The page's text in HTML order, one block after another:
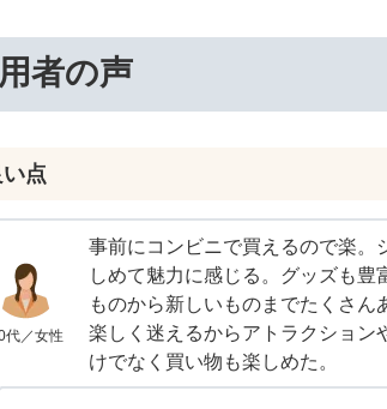
者の声
い点
代／女性
事前にコンビニで買えるので楽。
しめて魅力に感じる。グッズも豊
ものから新しいものまでたくさん
楽しく迷えるからアトラクション
けでなく買い物も楽しめた。